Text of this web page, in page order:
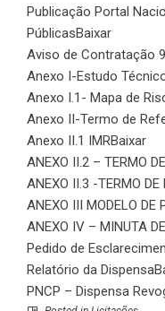
Publicação Portal
PúblicasBaixar
Aviso de Contratação
Anexo I-Estudo
Anexo I.1- Mapa de
Anexo II-Termo de
Anexo II.1 IMRBaixar
ANEXO II.2 – TERMO
ANEXO II.3 -TERMO
ANEXO III MODELO DE
ANEXO IV – MINUTA
Pedido de
Relatório da Dispensa
PNCP – Dispensa